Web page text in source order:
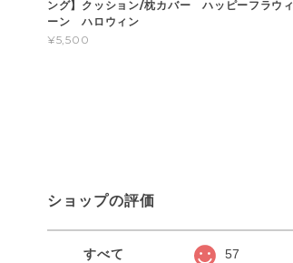
ング】クッション/枕カバー ハッピーフラウィ
ーン ハロウィン
¥5,500
ショップの評価
すべて 57